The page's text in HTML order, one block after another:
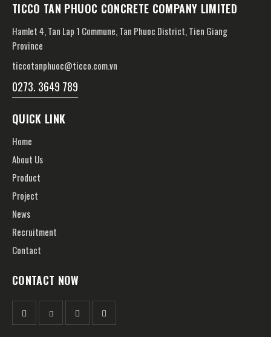
TICCO TAN PHUOC CONCRETE COMPANY LIMITED
Hamlet 4, Tan Lap 1 Commune, Tan Phuoc District, Tien Giang
Province
ticcotanphuoc@ticco.com.vn
0273. 3649 789
QUICK LINK
Home
About Us
Product
Project
News
Recruitment
Contact
CONTACT NOW